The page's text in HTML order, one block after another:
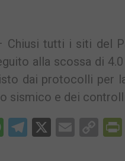
Chiusi tutti i siti del
alla scossa di
dai protocolli per
sismico e dei
WhatsApp
Telegram
X Email